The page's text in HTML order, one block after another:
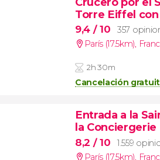
Torre Eiffel
9,4 / 10
357
París (17.5km),
2h 30m
Cancelación
Entrada a la
la Conciergerie
8,2 / 10
1.559
París (17.5km),